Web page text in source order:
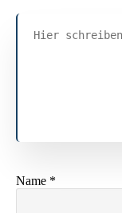
Name *